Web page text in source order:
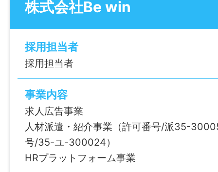
・トイレ清掃 など
難しい作業はありません。
最初は先輩スタッフが道具の場所から一つ
す。
——————
【こんな方に向いています】
・子育てや介護と仕事を両立したい方
・定年後に「社会とのつながり」と「健康
株式会社Be win
採用担当者
採用担当者
事業内容
求人広告事業
人材派遣・紹介事業（許可番号/派35-
号/35-ユ-300024）
HRプラットフォーム事業